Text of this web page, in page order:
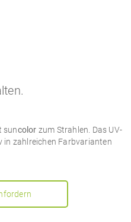
suncolor zum Strahlen. Das UV-
in zahlreichen Farbvarianten